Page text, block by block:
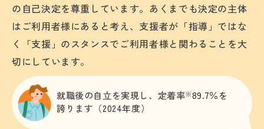
の自己決定を尊重しています。あくまでも決定の主体
はご利用者様にあると考え、支援者が「指導」ではな
く「支援」のスタンスでご利用者様と関わることを大
切にしています。
就職後の自立を実現し、定着率※89.7％を
誇ります（2024年度）